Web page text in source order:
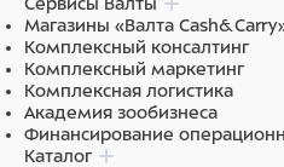
Магазины «Валта
Комплексный консалтинг
Комплексный маркетинг
Комплексная логистика
Академия зообизнеса
Финансирование
Каталог